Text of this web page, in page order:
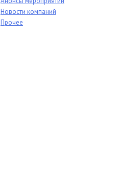
Новости компаний
Прочее